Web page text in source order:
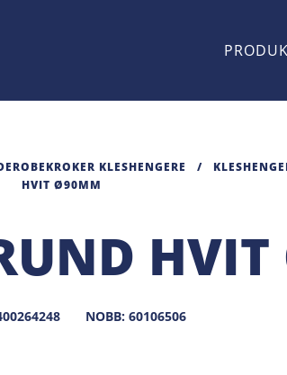
KLESHENGERE /
HVIT Ø90MM
NOBB: 60106506